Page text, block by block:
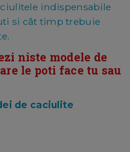
indispensabile
si cât timp trebuie
niste modele de
le poti face tu sau
de caciulite